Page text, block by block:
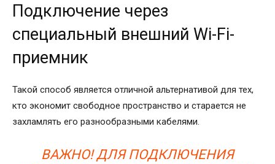
Подключение через
специальный внешний Wi-Fi-
приемник
Такой способ является отличной альтернативой для тех,
кто экономит свободное пространство и старается не
захламлять его разнообразными кабелями.
ВАЖНО! ДЛЯ ПОДКЛЮЧЕНИЯ